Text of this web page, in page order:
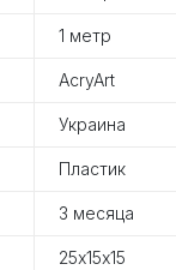
1 метр
AcryArt
Украина
Пластик
3 месяца
25х15х15